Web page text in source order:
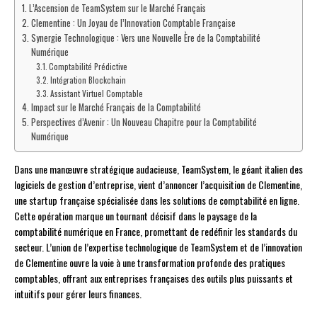
L’Ascension de TeamSystem sur le Marché Français
Clementine : Un Joyau de l’Innovation Comptable Française
Synergie Technologique : Vers une Nouvelle Ère de la Comptabilité
Numérique
Comptabilité Prédictive
Intégration Blockchain
Assistant Virtuel Comptable
Impact sur le Marché Français de la Comptabilité
Perspectives d’Avenir : Un Nouveau Chapitre pour la Comptabilité
Numérique
Dans une manœuvre stratégique audacieuse, TeamSystem, le géant italien des
logiciels de gestion d’entreprise, vient d’annoncer l’acquisition de Clementine,
une startup française spécialisée dans les solutions de comptabilité en ligne.
Cette opération marque un tournant décisif dans le paysage de la
comptabilité numérique en France, promettant de redéfinir les standards du
secteur. L’union de l’expertise technologique de TeamSystem et de l’innovation
de Clementine ouvre la voie à une transformation profonde des pratiques
comptables, offrant aux entreprises françaises des outils plus puissants et
intuitifs pour gérer leurs finances.